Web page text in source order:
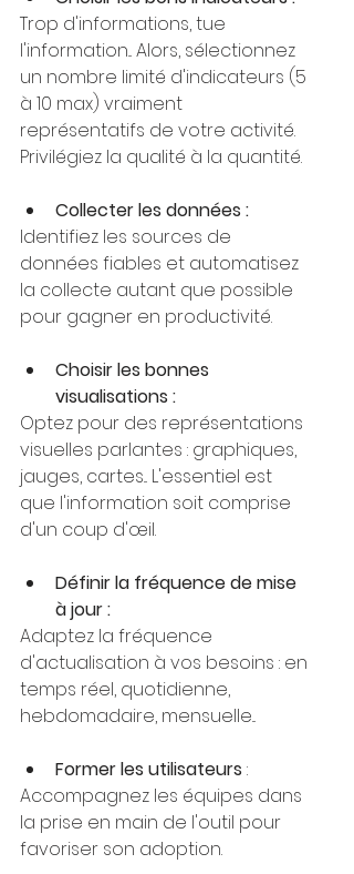
Trop d'informations, tue
l'information... Alors, sélectionnez
un nombre limité d'indicateurs (5
à 10 max) vraiment
représentatifs de votre activité.
Privilégiez la qualité à la quantité.
Collecter les données :
Identifiez les sources de
données fiables et automatisez
la collecte autant que possible
pour gagner en productivité.
Choisir les bonnes
visualisations :
Optez pour des représentations
visuelles parlantes : graphiques,
jauges, cartes... L'essentiel est
que l'information soit comprise
d'un coup d'œil.
Définir la fréquence de mise
à jour :
Adaptez la fréquence
d'actualisation à vos besoins : en
temps réel, quotidienne,
hebdomadaire, mensuelle...
Former les utilisateurs :
Accompagnez les équipes dans
la prise en main de l'outil pour
favoriser son adoption.